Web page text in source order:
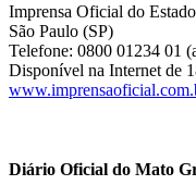
Imprensa Oficial do
São Paulo (SP)
Telefone: 0800 01234 01
Disponível na Internet de
Diário Oficial do Mato